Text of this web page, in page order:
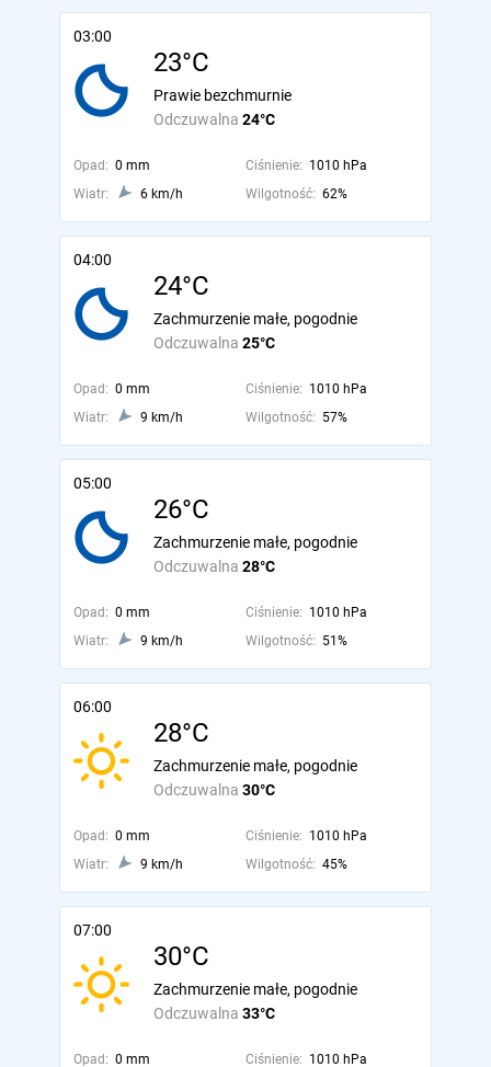
03:00
23°C
Odczuwalna 24°C
Prawie bezchmurnie
Opad: 0 mm Ciśnienie: 1010 hPa
Wiatr:
6 km/h Wilgotność: 62%
04:00
24°C
Odczuwalna 25°C
Zachmurzenie małe, pogodnie
Opad: 0 mm Ciśnienie: 1010 hPa
Wiatr:
9 km/h Wilgotność: 57%
05:00
26°C
Odczuwalna 28°C
Zachmurzenie małe, pogodnie
Opad: 0 mm Ciśnienie: 1010 hPa
Wiatr:
9 km/h Wilgotność: 51%
06:00
28°C
Odczuwalna 30°C
Zachmurzenie małe, pogodnie
Opad: 0 mm Ciśnienie: 1010 hPa
Wiatr:
9 km/h Wilgotność: 45%
07:00
30°C
Odczuwalna 33°C
Zachmurzenie małe, pogodnie
Opad: 0 mm Ciśnienie: 1010 hPa